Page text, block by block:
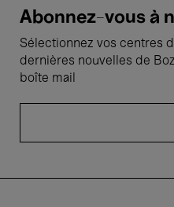
Abonnez-vous à
Sélectionnez vos centres
dernières nouvelles de
boîte mail